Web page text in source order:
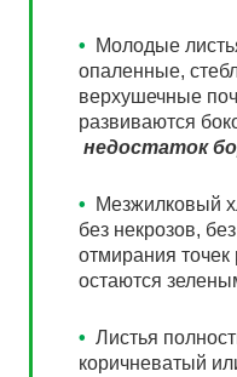
•
Молодые
опаленные,
верхушечные
развиваются
недостаток
•
Мезжилковый
без некрозов,
отмирания точек
остаются
• Листья
коричневатый